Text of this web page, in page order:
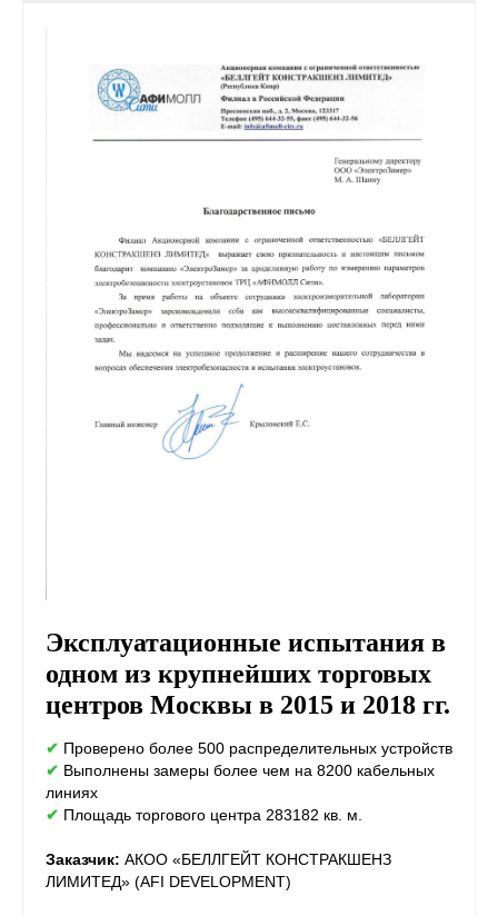
Эксплуатационные испытания в
одном из крупнейших торговых
центров Москвы в 2015 и 2018 гг.
✔ Проверено более 500 распределительных устройств
✔ Выполнены замеры более чем на 8200 кабельных
линиях
✔ Площадь торгового центра 283182 кв. м.
Заказчик: АКОО «БЕЛЛГЕЙТ КОНСТРАКШЕНЗ
ЛИМИТЕД» (AFI DEVELOPMENT)